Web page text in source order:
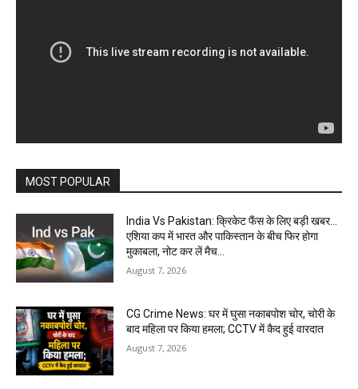
MOST POPULAR
India Vs Pakistan: क्रिकेट फैंस के लिए बड़ी खबर…
एशिया कप में भारत और पाकिस्तान के बीच फिर होगा
मुकाबला, नोट कर लें मैच...
August 7, 2026
CG Crime News: घर में घुसा नकाबपोश चोर, चोरी के
बाद महिला पर किया हमला; CCTV में कैद हुई वारदात
August 7, 2026